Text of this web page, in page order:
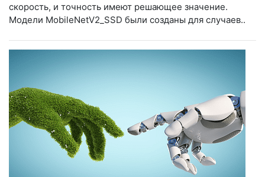
скорость, и точность имеют решающее значение.
Модели MobileNetV2_SSD были созданы для случаев..